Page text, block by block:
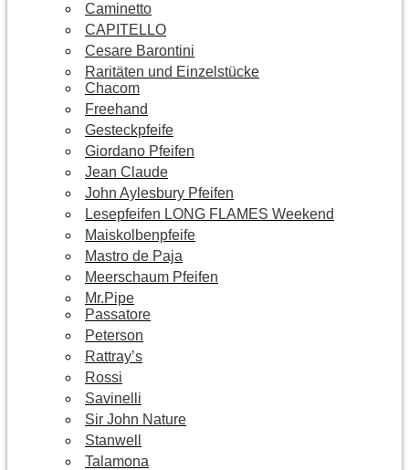
Caminetto
CAPITELLO
Cesare Barontini
Raritäten und Einzelstücke
Chacom
Freehand
Gesteckpfeife
Giordano Pfeifen
Jean Claude
John Aylesbury Pfeifen
Lesepfeifen LONG FLAMES Weekend
Maiskolbenpfeife
Mastro de Paja
Meerschaum Pfeifen
Mr.Pipe
Passatore
Peterson
Rattray’s
Rossi
Savinelli
Sir John Nature
Stanwell
Talamona